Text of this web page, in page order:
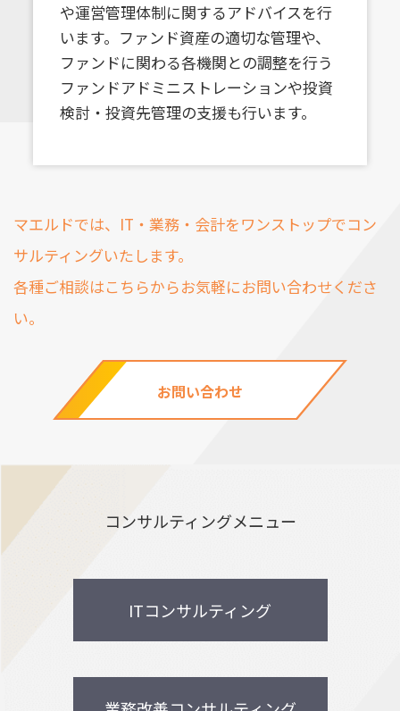
や運営管理体制に関するアドバイスを行
います。ファンド資産の適切な管理や、
ファンドに関わる各機関との調整を行う
ファンドアドミニストレーションや投資
検討・投資先管理の支援も行います。
マエルドでは、IT・業務・会計をワンストップでコン
サルティングいたします。
各種ご相談はこちらからお気軽にお問い合わせくださ
い。
お問い合わせ
コンサルティングメニュー
ITコンサルティング